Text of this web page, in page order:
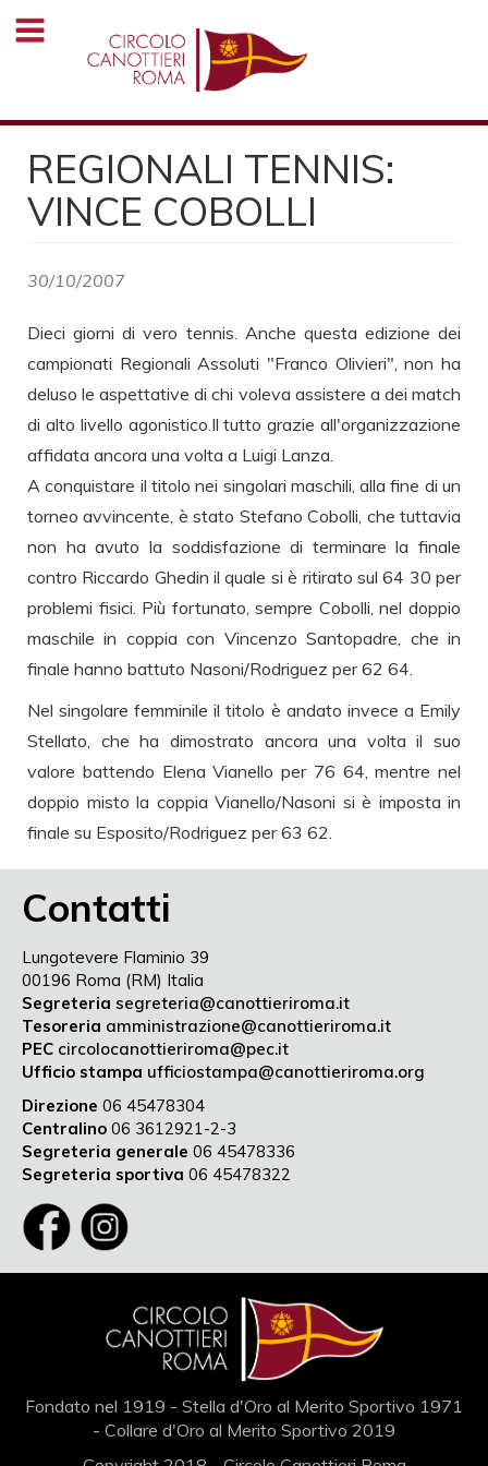
Salta
REGIONALI TENNIS:
VINCE COBOLLI
30/10/2007
Dieci giorni di vero tennis. Anche questa edizione dei
campionati Regionali Assoluti "Franco Olivieri", non ha
deluso le aspettative di chi voleva assistere a dei match
di alto livello agonistico.Il tutto grazie all'organizzazione
affidata ancora una volta a Luigi Lanza.
A conquistare il titolo nei singolari maschili, alla fine di un
torneo avvincente, è stato Stefano Cobolli, che tuttavia
non ha avuto la soddisfazione di terminare la finale
contro Riccardo Ghedin il quale si è ritirato sul 64 30 per
problemi fisici. Più fortunato, sempre Cobolli, nel doppio
maschile in coppia con Vincenzo Santopadre, che in
finale hanno battuto Nasoni/Rodriguez per 62 64.
Nel singolare femminile il titolo è andato invece a Emily
Stellato, che ha dimostrato ancora una volta il suo
valore battendo Elena Vianello per 76 64, mentre nel
doppio misto la coppia Vianello/Nasoni si è imposta in
finale su Esposito/Rodriguez per 63 62.
Contatti
Lungotevere Flaminio 39
00196 Roma (RM) Italia
Segreteria segreteria@canottieriroma.it
Tesoreria amministrazione@canottieriroma.it
PEC circolocanottieriroma@pec.it
Ufficio stampa ufficiostampa@canottieriroma.org
Direzione 06 45478304
Centralino 06 3612921-2-3
Segreteria generale 06 45478336
Segreteria sportiva 06 45478322
Fondato nel 1919 - Stella d'Oro al Merito Sportivo 1971
- Collare d'Oro al Merito Sportivo 2019